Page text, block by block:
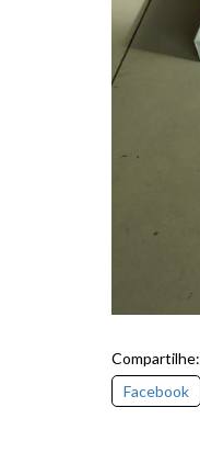
Compartilhe:
Facebook